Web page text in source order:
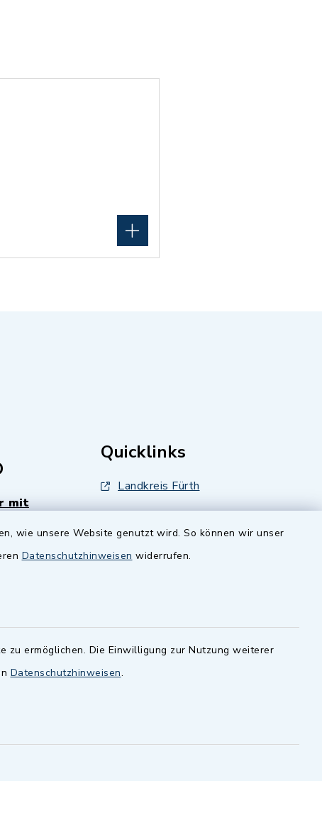
wie unsere Website genutzt wird. So können wir unser
Datenschutzhinweisen widerrufen.
zu ermöglichen. Die Einwilligung zur Nutzung weiterer
Datenschutzhinweisen.
mit
.
Quicklinks
Landkreis Fürth
Dillenberggruppe